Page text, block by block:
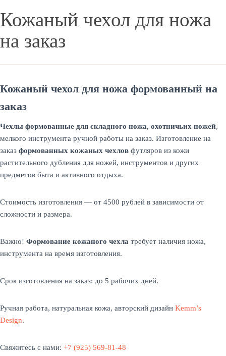
Кожаный чехол для ножа
на заказ
Кожаный чехол для ножа формованный на
заказ
Чехлы формованные для складного ножа, охотничьих ножей,
мелкого инструмента ручной работы на заказ. Изготовление на
заказ формованных кожаных чехлов футляров из кожи
растительного дубления для ножей, инструментов и других
предметов быта и активного отдыха.
Стоимость изготовления — от 4500 рублей в зависимости от
сложности и размера.
Важно! Формование кожаного чехла требует наличия ножа,
инструмента на время изготовления.
Срок изготовления на заказ: до 5 рабочих дней.
Ручная работа, натуральная кожа, авторский дизайн Kemm’s
Design.
Свяжитесь с нами: +7 (925) 569-81-48